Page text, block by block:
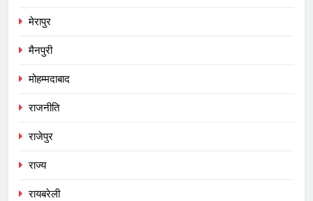
मेरापुर
मैनपुरी
मोहम्मदाबाद
राजनीति
राजेपुर
राज्य
रायबरेली